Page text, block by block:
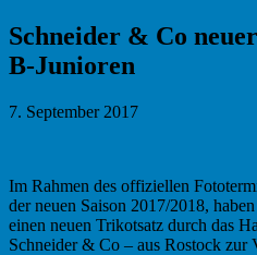
Schneider & Co
B-Junioren
7. September 2017
Im Rahmen des offiziellen
der neuen Saison 2017/2018,
einen neuen Trikotsatz durch das
Schneider & Co – aus Rostock zur